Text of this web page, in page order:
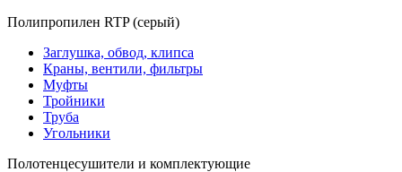
Полипропилен RTP (серый)
Заглушка, обвод, клипса
Краны, вентили, фильтры
Муфты
Тройники
Труба
Угольники
Полотенцесушители и комплектующие